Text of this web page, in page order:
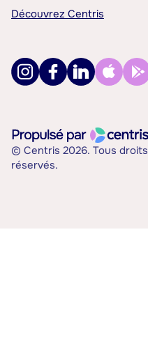
Découvrez Centris
© Centris 2026. Tous droits
réservés.